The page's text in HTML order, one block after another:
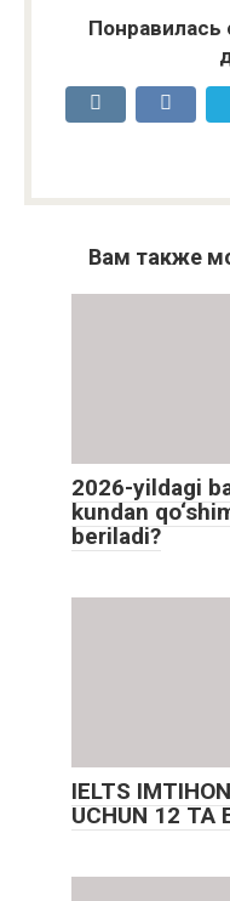
Понравилась
Вам также
2026-yildagi
kundan
beriladi?
IELTS
UCHUN 12 TA